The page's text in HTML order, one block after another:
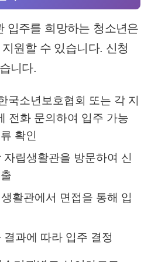
입주를 희망하는 청소년은
원할 수 있습니다. 신청
니다.
국소년보호협회 또는 각 지
전화 문의하여 입주 가능
확인
자립생활관을 방문하여 신
활관에서 면접을 통해 입
결과에 따라 입주 결정